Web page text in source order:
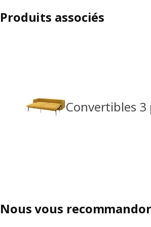
Produits associés
Convertibles 3
Nous vous